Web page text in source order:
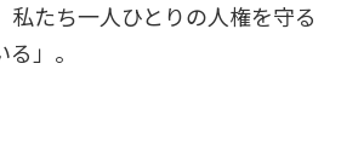
私たち一人ひとりの人権を守る
」。